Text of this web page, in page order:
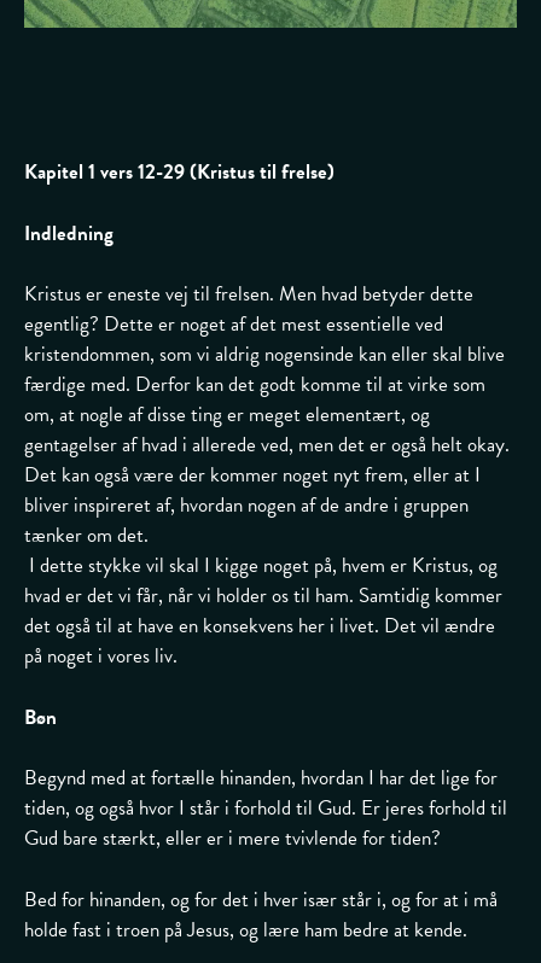
Kapitel 1 vers 12-29 (Kristus til frelse)
Indledning
Kristus er eneste vej til frelsen. Men hvad betyder dette
egentlig? Dette er noget af det mest essentielle ved
kristendommen, som vi aldrig nogensinde kan eller skal blive
færdige med. Derfor kan det godt komme til at virke som
om, at nogle af disse ting er meget elementært, og
gentagelser af hvad i allerede ved, men det er også helt okay.
Det kan også være der kommer noget nyt frem, eller at I
bliver inspireret af, hvordan nogen af de andre i gruppen
tænker om det.
I dette stykke vil skal I kigge noget på, hvem er Kristus, og
hvad er det vi får, når vi holder os til ham. Samtidig kommer
det også til at have en konsekvens her i livet. Det vil ændre
på noget i vores liv.
Bøn
Begynd med at fortælle hinanden, hvordan I har det lige for
tiden, og også hvor I står i forhold til Gud. Er jeres forhold til
Gud bare stærkt, eller er i mere tvivlende for tiden?
Bed for hinanden, og for det i hver især står i, og for at i må
holde fast i troen på Jesus, og lære ham bedre at kende.